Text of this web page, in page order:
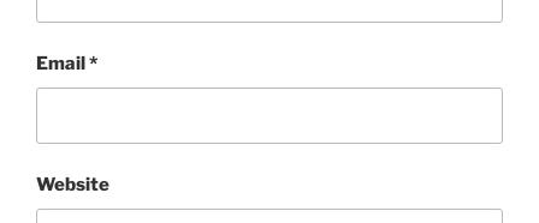
Email*
Website